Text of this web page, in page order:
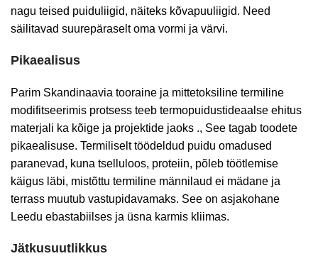
nagu teised puiduliigid, näiteks kõvapuuliigid. Need
säilitavad suurepäraselt oma vormi ja värvi.
Pikaealisus
Parim Skandinaavia tooraine ja mittetoksiline termiline
modifitseerimis protsess teeb termopuidustideaalse ehitus
materjali ka kõige ja projektide jaoks ., See tagab toodete
pikaealisuse. Termiliselt töödeldud puidu omadused
paranevad, kuna tselluloos, proteiin, põleb töötlemise
käigus läbi, mistõttu termiline männilaud ei mädane ja
terrass muutub vastupidavamaks. See on asjakohane
Leedu ebastabiilses ja üsna karmis kliimas.
Jätkusuutlikkus